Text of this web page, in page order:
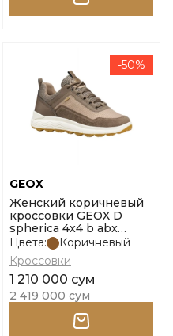
-50%
GEOX
Женский коричневый
кроссовки GEOX D
spherica 4x4 b abx
размер 39
Цвета:
Коричневый
Кроссовки
1 210 000 сум
2 419 000 сум